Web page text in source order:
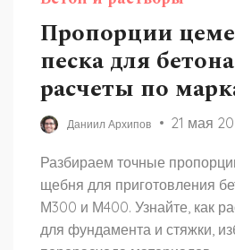
Пропорции
песка для
расчеты по
Даниил Архипов 21 мая
Разбираем точные
щебня для приготовления
М300 и М400. Узнайте, как
для фундамента и стяжки,